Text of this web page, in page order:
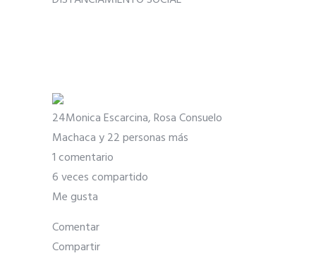
24Monica Escarcina, Rosa Consuelo
Machaca y 22 personas más
1 comentario
6 veces compartido
Me gusta
Comentar
Compartir